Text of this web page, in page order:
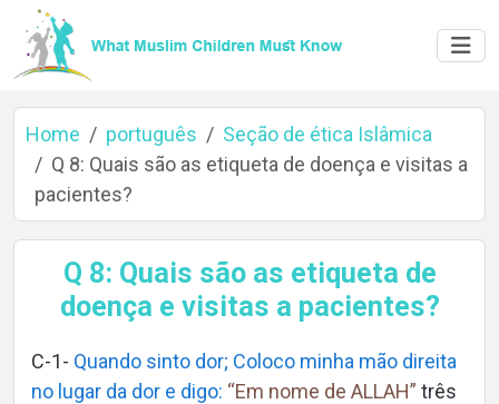
Home
About
Home português
Seção de ética Islâmica
Q 8: Quais são as etiqueta de doença e visitas a
pacientes?
Q 8: Quais são as etiqueta de
doença e visitas a pacientes?
C-1- Quando sinto dor; Coloco minha mão direita
no lugar da dor e digo: “Em nome de ALLAH” três